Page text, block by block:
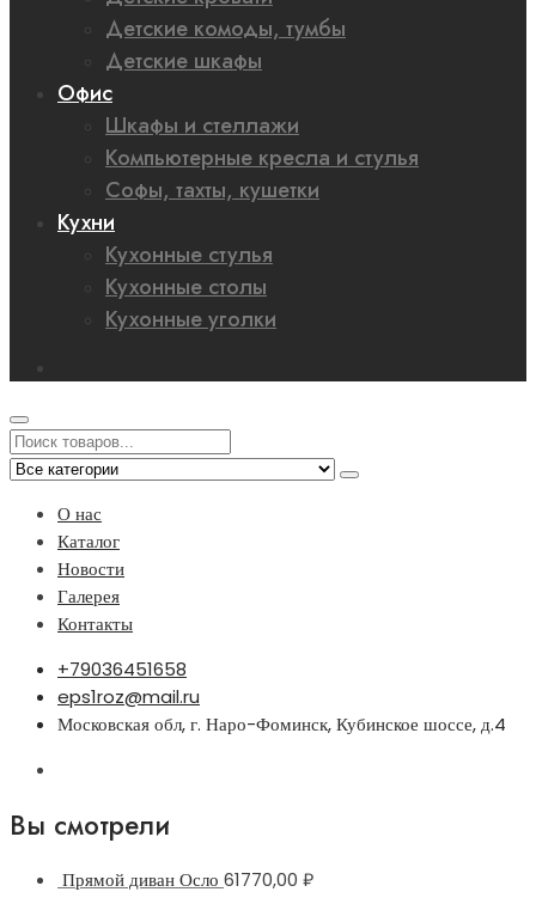
Детские комоды, тумбы
Детские шкафы
Офис
Шкафы и стеллажи
Компьютерные кресла и стулья
Софы, тахты, кушетки
Кухни
Кухонные стулья
Кухонные столы
Кухонные уголки
О нас
Каталог
Новости
Галерея
Контакты
+79036451658
eps1roz@mail.ru
Московская обл, г. Наро-Фоминск, Кубинское шоссе, д.4
Вы смотрели
Прямой диван Осло 61770,00 ₽